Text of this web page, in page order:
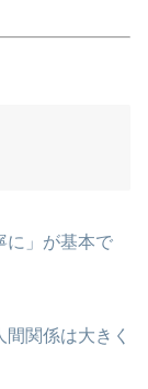
に」が基本で
関係は大きく